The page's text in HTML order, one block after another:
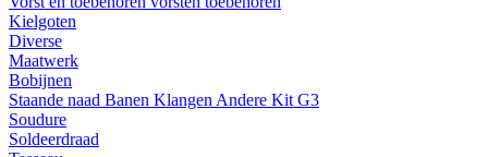
Kielgoten
Diverse
Maatwerk
Bobijnen
Staande naad Banen Klangen Andere Kit G3
Soudure
Soldeerdraad